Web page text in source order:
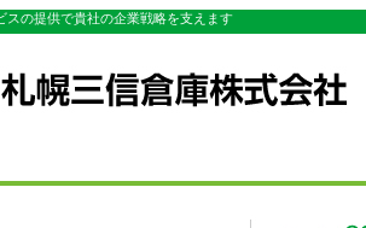
スの提供で貴社の企業戦略を支えます